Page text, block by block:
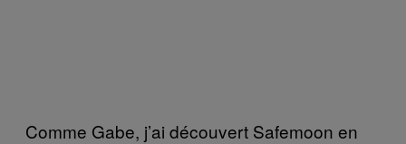
Comme Gabe, j’ai découvert Safemoon en